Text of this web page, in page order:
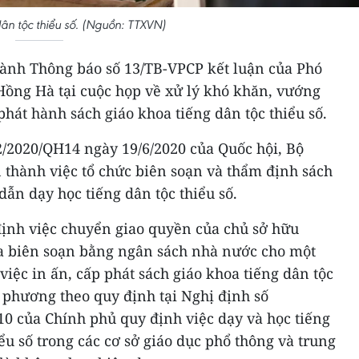
tộc thiểu số. (Nguồn: TTXVN)
Thông báo số 13/TB-VPCP kết luận của Phó
Hà tại cuộc họp về xử lý khó khăn, vướng
hành sách giáo khoa tiếng dân tộc thiểu số.
QH14 ngày 19/6/2020 của Quốc hội, Bộ
thành việc tổ chức biên soạn và thẩm định sách
dạy học tiếng dân tộc thiểu số.
việc chuyển giao quyền của chủ sở hữu
biên soạn bằng ngân sách nhà nước cho một
in ấn, cấp phát sách giáo khoa tiếng dân tộc
theo quy định tại Nghị định số
của Chính phủ quy định việc dạy và học tiếng
số trong các cơ sở giáo dục phổ thông và trung